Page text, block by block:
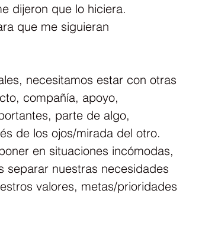
dijeron que lo hiciera.
que me siguieran
necesitamos estar con otras
compañía, apoyo,
parte de algo,
de los ojos/mirada del otro.
en situaciones incómodas,
separar nuestras necesidades
valores, metas/prioridades